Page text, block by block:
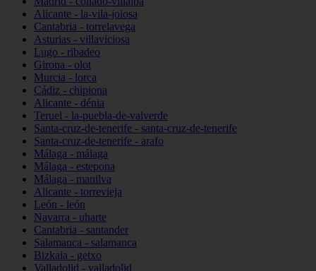
Alicante - la-vila-joiosa
Cantabria - torrelavega
Asturias - villaviciosa
Lugo - ribadeo
Girona - olot
Murcia - lorca
Cádiz - chipiona
Alicante - dénia
Teruel - la-puebla-de-valverde
Santa-cruz-de-tenerife - santa-cruz-de-tenerife
Santa-cruz-de-tenerife - arafo
Málaga - málaga
Málaga - estepona
Málaga - manilva
Alicante - torrevieja
León - león
Navarra - uharte
Cantabria - santander
Salamanca - salamanca
Bizkaia - getxo
Valladolid - valladolid